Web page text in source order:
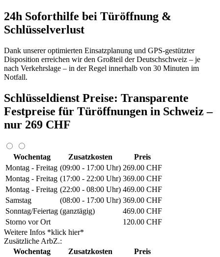
24h Soforthilfe bei Türöffnung &
Schlüsselverlust
Dank unserer optimierten Einsatzplanung und GPS-gestützter
Disposition erreichen wir den Großteil der Deutschschweiz – je
nach Verkehrslage – in der Regel innerhalb von 30 Minuten im
Notfall.
Schlüsseldienst Preise: Transparente
Festpreise für Türöffnungen in Schweiz –
nur 269 CHF
Wochentag Zusatzkosten
Preis
Montag - Freitag (09:00 - 17:00 Uhr) 269.00 CHF
Montag - Freitag (17:00 - 22:00 Uhr) 369.00 CHF
Montag - Freitag (22:00 - 08:00 Uhr) 469.00 CHF
Samstag
(08:00 - 17:00 Uhr) 369.00 CHF
Sonntag/Feiertag (ganztägig)
469.00 CHF
Storno vor Ort
120.00 CHF
Weitere Infos *klick hier*
Zusätzliche ArbZ.:
Wochentag
Zusatzkosten
Preis